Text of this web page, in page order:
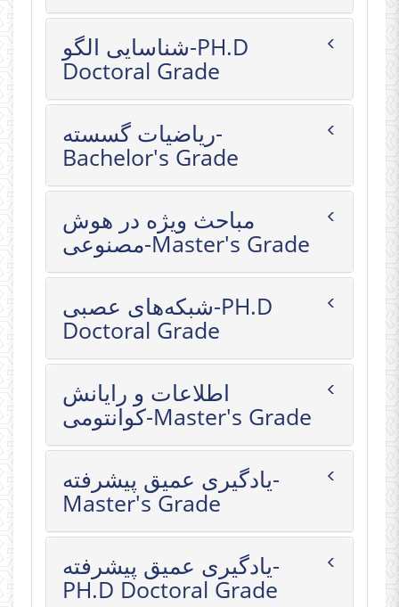
شناسایی الگو-PH.D
Doctoral Grade
ریاضیات گسسته-
Bachelor's Grade
مباحث ویژه در هوش
مصنوعی-Master's Grade
شبکه‌های عصبی-PH.D
Doctoral Grade
اطلاعات و رایانش
کوانتومی-Master's Grade
یادگیری عمیق پیشرفته-
Master's Grade
یادگیری عمیق پیشرفته-
PH.D Doctoral Grade